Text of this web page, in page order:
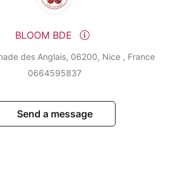
BLOOM BDE
des Anglais, 06200, Nice , France
0664595837
Send a message